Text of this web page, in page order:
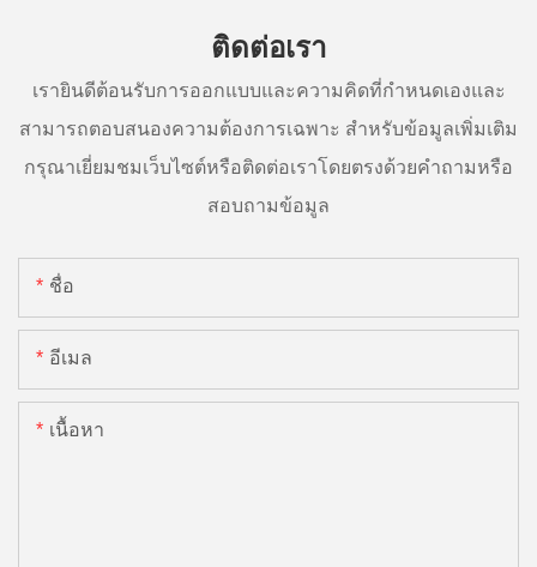
ติดต่อเรา
เรายินดีต้อนรับการออกแบบและความคิดที่กำหนดเองและ
สามารถตอบสนองความต้องการเฉพาะ สำหรับข้อมูลเพิ่มเติม
กรุณาเยี่ยมชมเว็บไซต์หรือติดต่อเราโดยตรงด้วยคำถามหรือ
สอบถามข้อมูล
ชื่อ
อีเมล
เนื้อหา